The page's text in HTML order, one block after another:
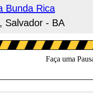
Bunda Rica
Salvador - BA